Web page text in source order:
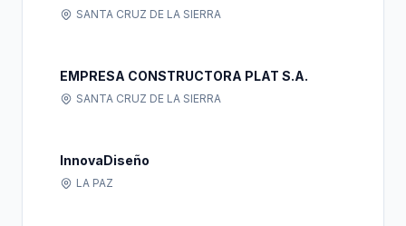
SANTA CRUZ DE LA SIERRA
EMPRESA CONSTRUCTORA PLAT S.A.
SANTA CRUZ DE LA SIERRA
InnovaDiseño
LA PAZ